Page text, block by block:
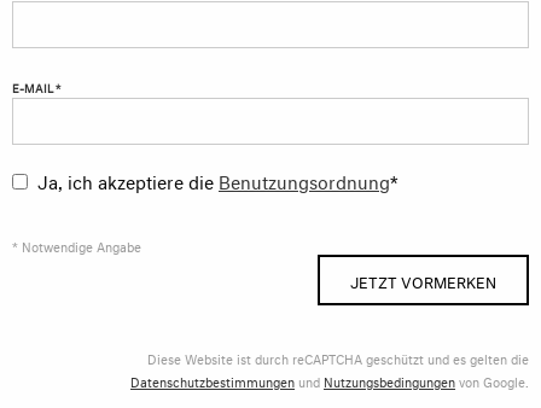
E-MAIL *
Ja, ich akzeptiere die Benutzungsordnung*
* Notwendige Angabe
JETZT VORMERKEN
Diese Website ist durch reCAPTCHA geschützt und es gelten die
Datenschutzbestimmungen und Nutzungsbedingungenvon Google.